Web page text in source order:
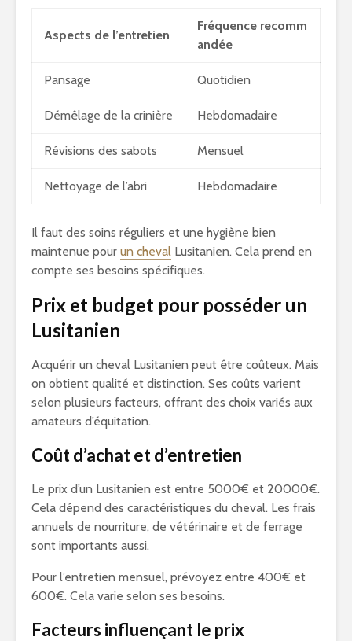
Aspects de l’entretien
Fréquence recomm
andée
Pansage Quotidien
Démêlage de la crinière Hebdomadaire
Révisions des sabots Mensuel
Nettoyage de l’abri Hebdomadaire
Il faut des soins réguliers et une hygiène bien
maintenue pour un cheval Lusitanien. Cela prend en
compte ses besoins spécifiques.
Prix et budget pour posséder un
Lusitanien
Acquérir un cheval Lusitanien peut être coûteux. Mais
on obtient qualité et distinction. Ses coûts varient
selon plusieurs facteurs, offrant des choix variés aux
amateurs d’équitation.
Coût d’achat et d’entretien
Le prix d’un Lusitanien est entre 5000€ et 20000€.
Cela dépend des caractéristiques du cheval. Les frais
annuels de nourriture, de vétérinaire et de ferrage
sont importants aussi.
Pour l’entretien mensuel, prévoyez entre 400€ et
600€. Cela varie selon ses besoins.
Facteurs influençant le prix